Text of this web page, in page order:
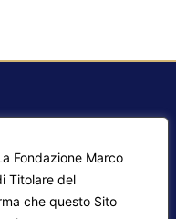
Fondazione Marco
Titolare del
che questo Sito